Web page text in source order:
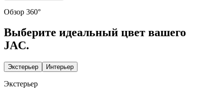
Обзор 360°
Выберите идеальный цвет вашего
JAC.
Экстерьер Интерьер
Экстерьер